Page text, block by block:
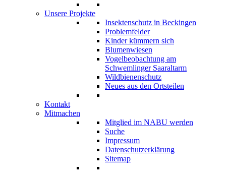
Unsere Projekte
Insektenschutz in Beckingen
Problemfelder
Kinder kümmern sich
Blumenwiesen
Vogelbeobachtung am
Schwemlinger Saaraltarm
Wildbienenschutz
Neues aus den Ortsteilen
Kontakt
Mitmachen
Mitglied im NABU werden
Suche
Impressum
Datenschutzerklärung
Sitemap